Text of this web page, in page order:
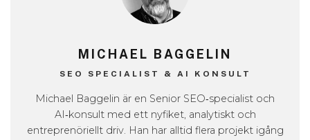
MICHAEL BAGGELIN
SEO SPECIALIST & AI KONSULT
Michael Baggelin är en Senior SEO‑specialist och
AI‑konsult med ett nyfiket, analytiskt och
entreprenöriellt driv. Han har alltid flera projekt igång